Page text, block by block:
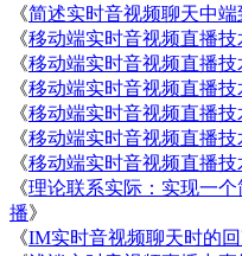
《简述实时音视频聊天中
《移动端实时音视频直播
《移动端实时音视频直播
《移动端实时音视频直播
《移动端实时音视频直播
《移动端实时音视频直播
《移动端实时音视频直播
《理论联系实际：实现一
播》
《IM实时音视频聊天时的